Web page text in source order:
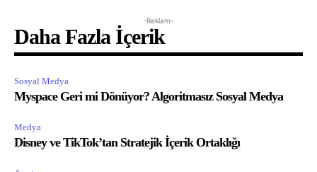
-Reklam-
Daha Fazla İçerik
Sosyal Medya
Myspace Geri mi Dönüyor? Algoritmasız Sosyal Medya
Medya
Disney ve TikTok’tan Stratejik İçerik Ortaklığı